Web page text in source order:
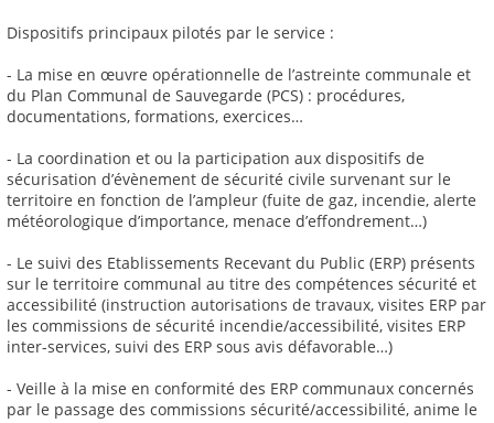
Dispositifs principaux pilotés par le service :
- La mise en œuvre opérationnelle de l’astreinte communale et
du Plan Communal de Sauvegarde (PCS) : procédures,
documentations, formations, exercices…
- La coordination et ou la participation aux dispositifs de
sécurisation d’évènement de sécurité civile survenant sur le
territoire en fonction de l’ampleur (fuite de gaz, incendie, alerte
météorologique d’importance, menace d’effondrement…)
- Le suivi des Etablissements Recevant du Public (ERP) présents
sur le territoire communal au titre des compétences sécurité et
accessibilité (instruction autorisations de travaux, visites ERP par
les commissions de sécurité incendie/accessibilité, visites ERP
inter-services, suivi des ERP sous avis défavorable…)
- Veille à la mise en conformité des ERP communaux concernés
par le passage des commissions sécurité/accessibilité, anime le